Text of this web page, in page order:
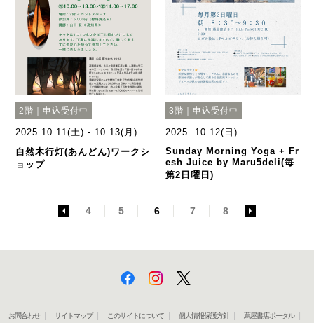
2階｜申込受付中
2025.10.11(土) - 10.13(月)
自然木行灯(あんどん)ワークシ
ョップ
3階｜申込受付中
2025. 10.12(日)
Sunday Morning Yoga + Fr
esh Juice by Maru5deli(毎
第2日曜日)
4 5 6 7 8
お問合わせ サイトマップ このサイトについて 個人情報保護方針 蔦屋書店ポータル